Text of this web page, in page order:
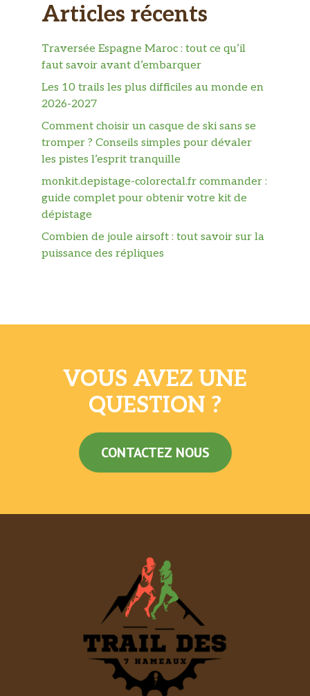
Articles récents
Traversée Espagne Maroc : tout ce qu’il
faut savoir avant d’embarquer
Les 10 trails les plus difficiles au monde en
2026-2027
Comment choisir un casque de ski sans se
tromper ? Conseils simples pour dévaler
les pistes l’esprit tranquille
monkit.depistage-colorectal.fr commander :
guide complet pour obtenir votre kit de
dépistage
Combien de joule airsoft : tout savoir sur la
puissance des répliques
VOUS AVEZ UNE
QUESTION ?
CONTACTEZ NOUS